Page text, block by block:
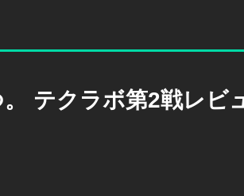
テクラボ第2戦レビ